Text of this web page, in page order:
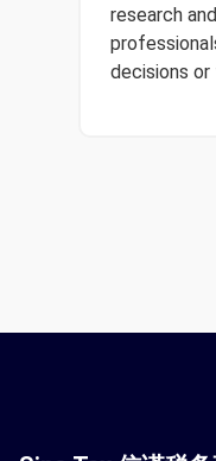
research
decisions or